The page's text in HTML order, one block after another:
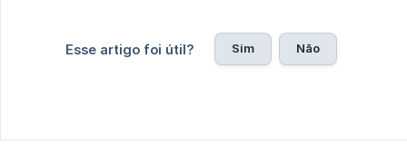
Esse artigo foi útil? Sim Não